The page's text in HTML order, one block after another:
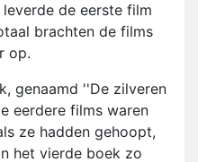
de eerste film
brachten de films
op.
genaamd ''De zilveren
eerdere films waren
ze hadden gehoopt,
het vierde boek zo